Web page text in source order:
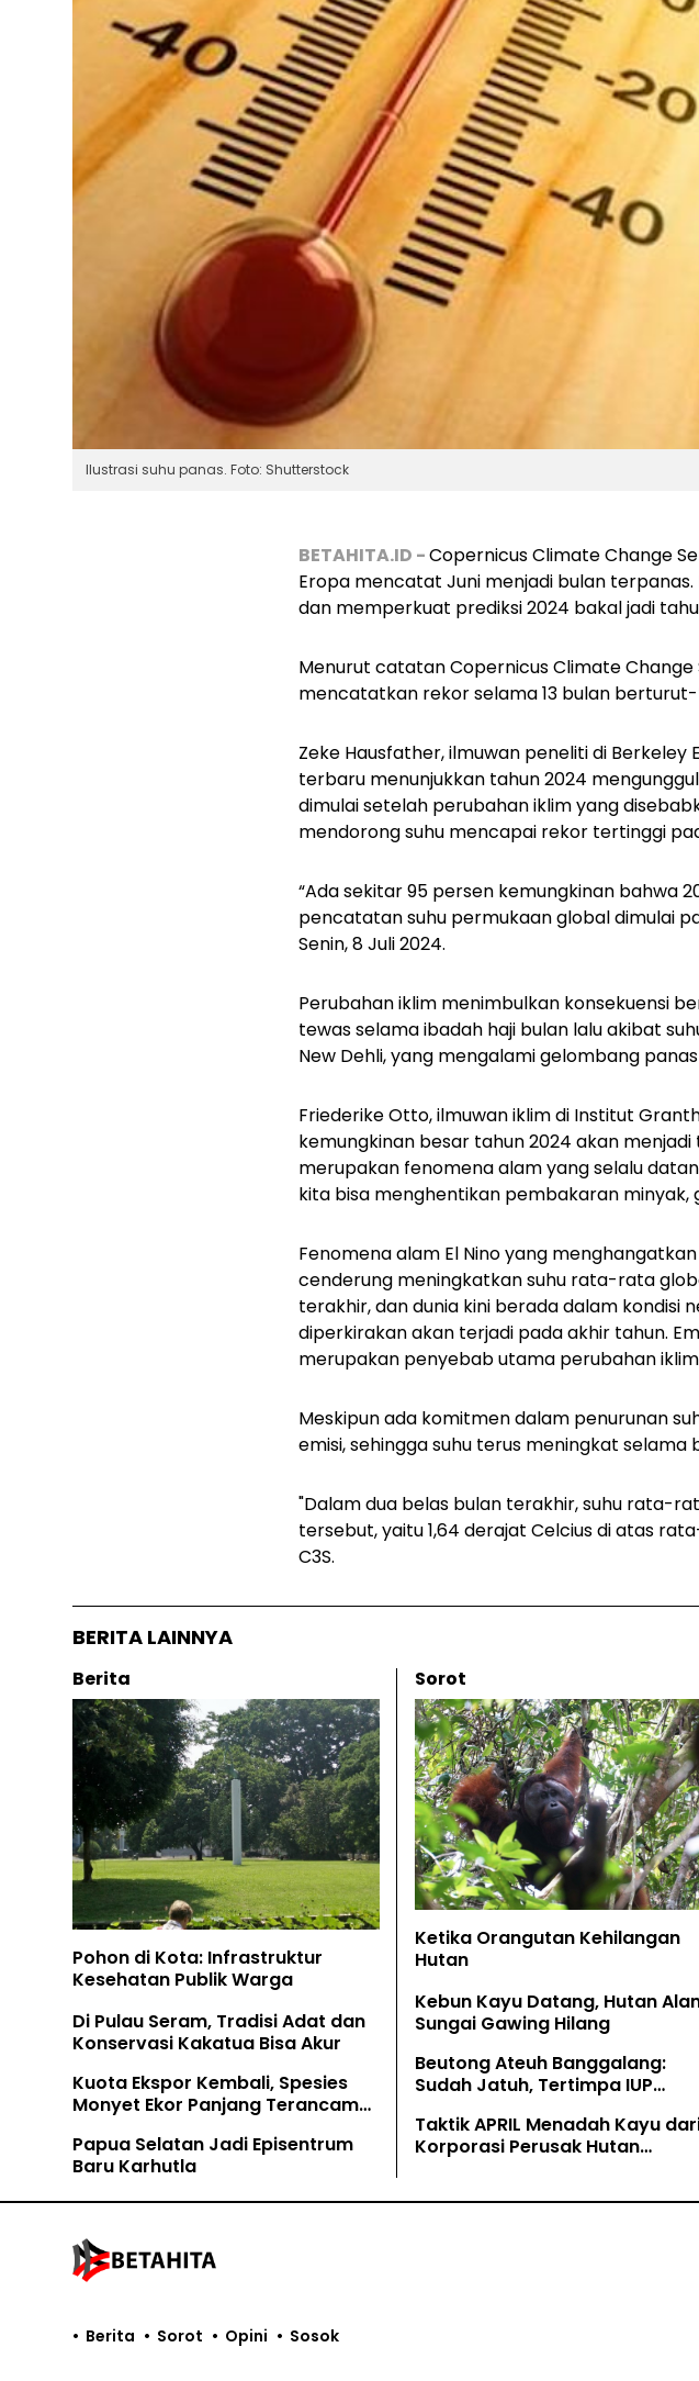
Ilustrasi suhu panas. Foto: Shutterstock
BETAHITA.ID -Copernicus Climate Change
Eropa mencatat Juni menjadi bulan
dan memperkuat prediksi 2024 bakal jadi
Menurut catatan Copernicus Climate
mencatatkan rekor selama 13 bulan
Zeke Hausfather, ilmuwan peneliti di Berkeley
terbaru menunjukkan tahun 2024
dimulai setelah perubahan iklim yang
mendorong suhu mencapai rekor tertinggi
“Ada sekitar 95 persen kemungkinan bahwa
pencatatan suhu permukaan global dimulai
Senin, 8 Juli 2024.
Perubahan iklim menimbulkan konsekuensi
tewas selama ibadah haji bulan lalu akibat
New Dehli, yang mengalami gelombang
Friederike Otto, ilmuwan iklim di Institut
kemungkinan besar tahun 2024 akan
merupakan fenomena alam yang selalu
kita bisa menghentikan pembakaran minyak,
Fenomena alam El Nino yang
cenderung meningkatkan suhu rata-rata
terakhir, dan dunia kini berada dalam kondisi
diperkirakan akan terjadi pada akhir tahun.
merupakan penyebab utama perubahan
Meskipun ada komitmen dalam penurunan
emisi, sehingga suhu terus meningkat selama
"Dalam dua belas bulan terakhir, suhu rata-
tersebut, yaitu 1,64 derajat Celcius di atas
C3S.
BERITA LAINNYA
Berita
Pohon di Kota: Infrastruktur
Kesehatan Publik Warga
Di Pulau Seram, Tradisi Adat dan
Konservasi Kakatua Bisa Akur
Kuota Ekspor Kembali, Spesies
Monyet Ekor Panjang Terancam
Papua Selatan Jadi Episentrum
Baru Karhutla
Sorot
Ketika Orangutan Kehilangan
Hutan
Kebun Kayu Datang, Hutan
Sungai Gawing Hilang
Beutong Ateuh Banggalang:
Sudah Jatuh, Tertimpa IUP
Taktik APRIL Menadah Kayu
Korporasi Perusak Hutan
Berita Sorot Opini Sosok